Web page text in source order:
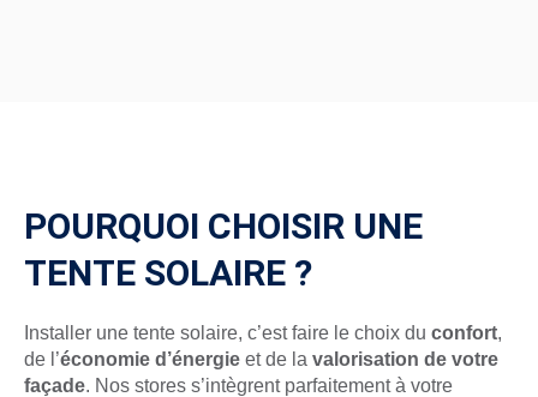
POURQUOI CHOISIR UNE
TENTE SOLAIRE ?
Installer une tente solaire, c’est faire le choix du confort,
de l’économie d’énergie et de la valorisation de votre
façade. Nos stores s’intègrent parfaitement à votre